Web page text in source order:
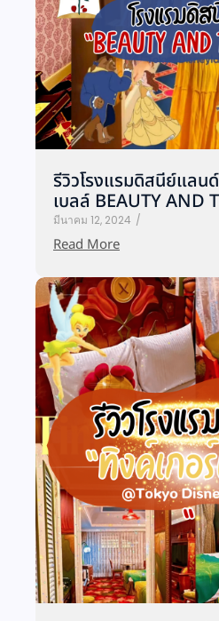
รีวิวโรงแรมดิสนีย์แล
เบลล์ BEAUTY AND
มีนาคม 12, 2024 /
Read More